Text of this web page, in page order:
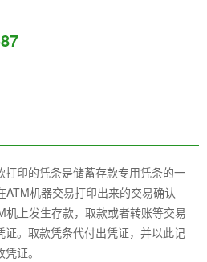
印的凭条是储蓄存款专用凭条的一
机器交易打印出来的交易确认
机上发生存款，取款或者转账等交易
证。取款凭条代付出凭证，并以此记
证。